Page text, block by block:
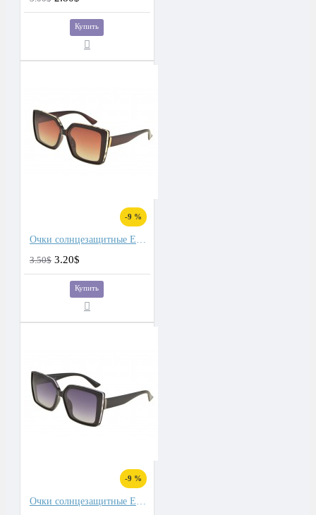
Купить
-9 %
Очки солнцезащитные Eagle
3.50$ 3.20$
Купить
-9 %
Очки солнцезащитные Eagle